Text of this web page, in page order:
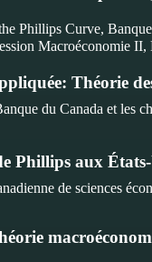
Phillips Curve,
Macroéconomie
Théorie
du Canada et
Phillips aux
de sciences